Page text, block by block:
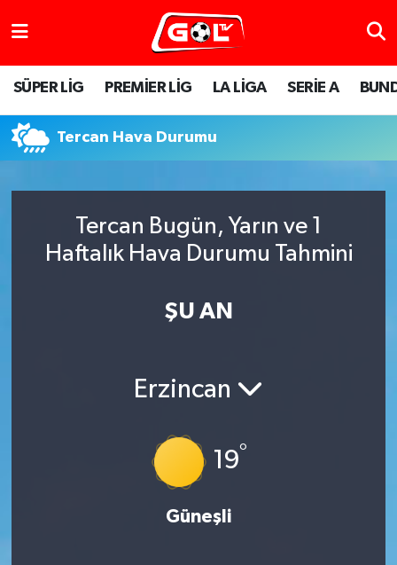
SÜPER LİG PREMİER LİG LA LİGA SERİE A
Tercan Hava Durumu
Tercan Bugün, Yarın ve 1
Haftalık Hava Durumu Tahmini
ŞU AN
Erzincan
19°
Güneşli